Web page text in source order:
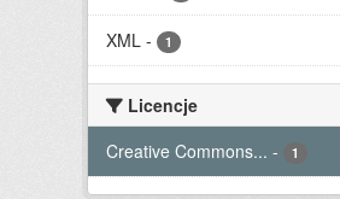
XML - 1
Licencje
Creative Commons... - 1